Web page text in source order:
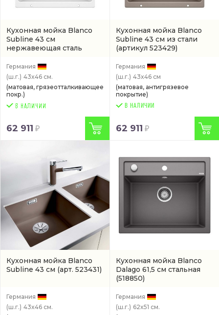
Кухонная мойка Blanco
Subline 43 см
нержавеющая сталь
Германия
(ш.г.) 43x46 см.
(матовая, грязеотталкивающее
покр.)
62 911
Кухонная мойка Blanco
Subline 43 см из стали
(артикул 523429)
Германия
(ш.г.) 43x46 см
(матовая, антигрязевое
покрытие)
В НАЛИЧИИ
62 911
Кухонная мойка Blanco
Subline 43 см (арт. 523431)
Германия
(ш.г.) 43x46 см.
Кухонная мойка Blanco
Dalago 61,5 см стальная
(518850)
Германия
(ш.г.) 62x51 см.